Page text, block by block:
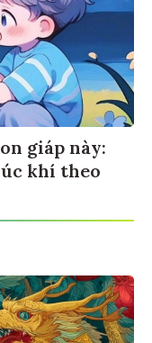
giáp này:
khí theo